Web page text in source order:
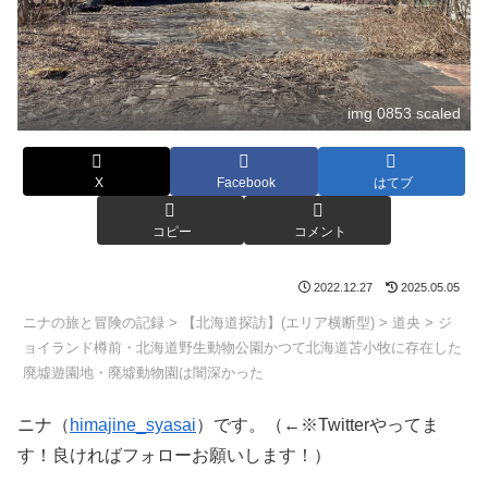
img 0853 scaled
X Facebook はてブ
コピー コメント
2022.12.27 2025.05.05
ニナの旅と冒険の記録 > 【北海道探訪】(エリア横断型) > 道央 > ジ
ョイランド樽前・北海道野生動物公園かつて北海道苫小牧に存在した
廃墟遊園地・廃墟動物園は闇深かった
ニナ（ himajine_syasai）です。（←※Twitterやってま
す！良ければフォローお願いします！）